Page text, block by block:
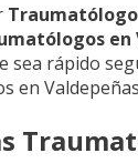
en
sea rápido
en